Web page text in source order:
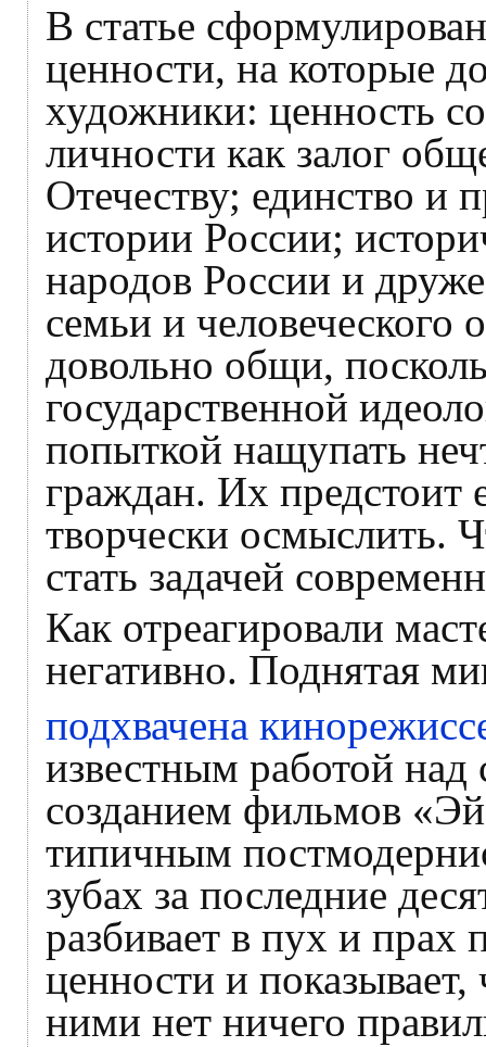
В статье
ценности, на которые
художники: ценность
личности как залог
Отечеству; единство и
истории России;
народов России и
семьи и
довольно общи,
государственной
попыткой нащупать
граждан. Их предстоит
творчески осмыслить.
стать задачей
Как отреагировали
негативно. Поднятая
подхвачена
известным работой
созданием фильмов
типичным
зубах за последние
разбивает в пух и
ценности и
ними нет ничего